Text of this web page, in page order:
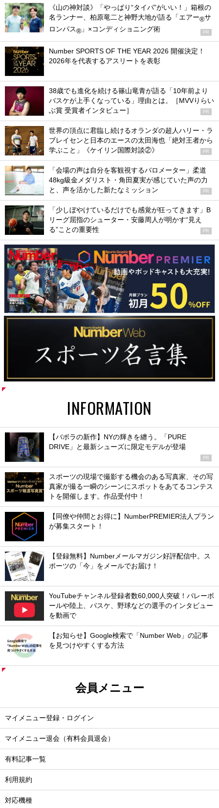
《山の神対談》「やっぱり“タイパ”がいい！」箱根の
名ランナー、柏原竜二と神野大地が語る「エアー®サ
ロンパス® 」×コンディショニング術 PR
Number SPORTS OF THE YEAR 2026 開催決定！
2026年を代表するアスリートを表彰
38歳でも進化を続ける篠山竜青が語る「10年前より
バスケが上手くなっている」理由とは。［MVVりらい
ぶ賞 受賞者インタビュー］
PR
世界の頂点に君臨し続けるオランダの超人ハリー・ラ
ブレイセンと日本のエースの太田海也「絶対王者から
学ぶこと」《ケイリン国際対談②》
PR
「会場の声は自分を客観視するバロメーター」柔道
48kg級金メダリスト・角田夏実が感じていた声の力
と、声を活かした新たなミッション
PR
「少しぼやけているだけでも感覚が狂ってきます」B
リーグ屈指のシューター・安藤周人が明かす“見え
る”ことの重要性
PR
INFORMATION
【バボラの新作】NYの輝きを纏う。「PURE
DRIVE」と最新シューズに限定モデルが登場
PR
スポーツの現場で撮影する機会のある写真家、その写
真家が撮る一瞬のシーンにスポットをあてるコンテス
トを開催します。作品受付中！
【同僚や仲間とお得に】NumberPREMIER法人プラン
が募集スタート！
【登録無料】Numberメールマガジン好評配信中。ス
ポーツの「今」をメールでお届け！
YouTubeチャンネル登録者数60,000人突破！バレーボ
ールや陸上、バスケ、野球などの選手のインタビュー
を動画で
【お知らせ】Google検索で「Number Web」の記事
を見つけやすくする方法
会員メニュー
マイメニュー登録・ログイン
マイメニュー退会（有料会員退会）
有料記事一覧
利用規約
対応機種